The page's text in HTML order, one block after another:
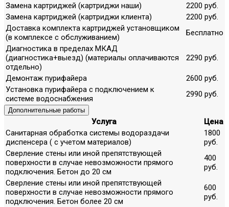
Замена картриджей (картриджи наши)
2200 руб.
Замена картриджей (картриджи клиента)
2200 руб.
Доставка комплекта картриджей установщиком
(в комплексе с обслуживанием)
Бесплатно
Диагностика в пределах МКАД
(диагностика+выезд) (материалы оплачиваются
отдельно)
2290 руб.
Демонтаж пурифайера
2600 руб.
Установка пурифайера с подключением к
системе водоснабжения
2990 руб.
Дополнительные работы
Услуга
Цена
Санитарная обработка системы водораздачи
диспенсера ( с учетом материалов)
1800
руб.
Сверление стены или иной препятствующей
поверхности в случае невозможности прямого
подключения. Бетон до 20 см
400
руб.
Сверление стены или иной препятствующей
поверхности в случае невозможности прямого
подключения. Бетон более 20 см
600
руб.